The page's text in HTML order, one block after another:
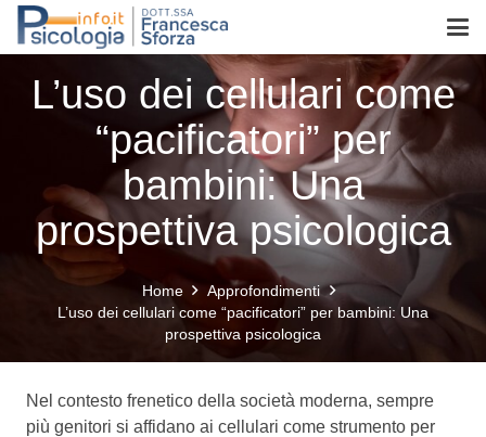
L’uso dei cellulari come
“pacificatori” per
bambini: Una
prospettiva psicologica
Home
Approfondimenti
L’uso dei cellulari come “pacificatori” per bambini: Una
prospettiva psicologica
Nel contesto frenetico della società moderna, sempre
più genitori si affidano ai cellulari come strumento per